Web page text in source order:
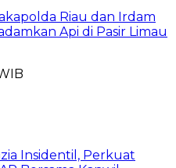
Riau dan Irdam
Api di Pasir Limau
Insidentil, Perkuat